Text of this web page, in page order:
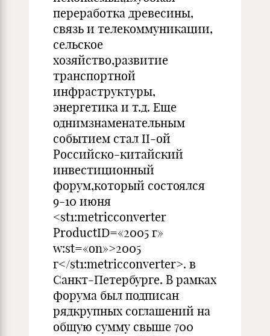
переработка древесины,
связь и телекоммуникации,
сельское
хозяйство,развитие
транспортной
инфраструктуры,
энергетика и т.д. Еще
однимзнаменательным
событием стал II-ой
Российско-китайский
инвестиционный
форум,который состоялся
9-10 июня
<st1:metricconverter
ProductID=«2005 г»
w:st=«on»>2005
г</st1:metricconverter>. в
Санкт-Петербурге. В рамках
форума был подписан
рядкрупных соглашений на
общую сумму свыше 700